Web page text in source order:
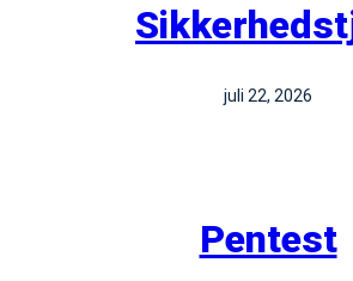
juli 22, 2026
Pentest